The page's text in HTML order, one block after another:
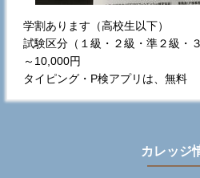
学割あります（高校生以下）
試験区分（１級・２級・準２級
～10,000円
タイピング・P検アプリは、無料
カレッジ